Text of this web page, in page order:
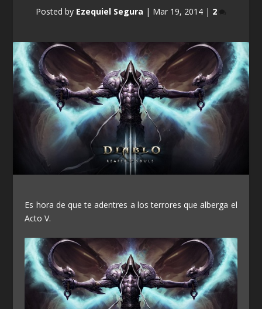
Posted by Ezequiel Segura | Mar 19, 2014 | 2
Es hora de que te adentres a los terrores que alberga el
Acto V.